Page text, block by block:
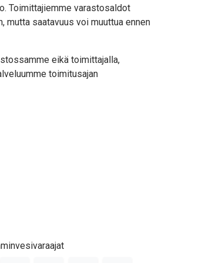
Toimittajiemme varastosaldot
saatavuus voi muuttua ennen
eikä toimittajalla,
toimitusajan